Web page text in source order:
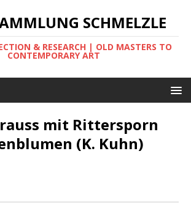
SCHMELZLE
& RESEARCH | OLD MASTERS TO
CONTEMPORARY ART
mit Rittersporn
(K. Kuhn)